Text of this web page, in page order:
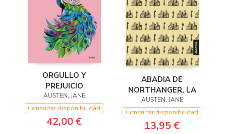
ORGULLO Y
PREJUICIO
AUSTEN, JANE
Consultar disponibilidad
42,00 €
ABADIA DE
NORTHANGER, LA
AUSTEN, JANE
Consultar disponibilidad
13,95 €